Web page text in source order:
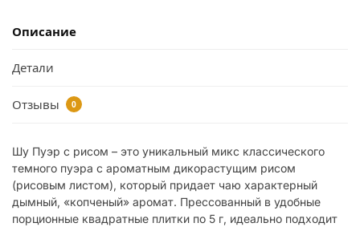
Описание
Детали
Отзывы 0
Шу Пуэр с рисом – это уникальный микс классического
темного пуэра с ароматным дикорастущим рисом
(рисовым листом), который придает чаю характерный
дымный, «копченый» аромат. Прессованный в удобные
порционные квадратные плитки по 5 г, идеально подходит